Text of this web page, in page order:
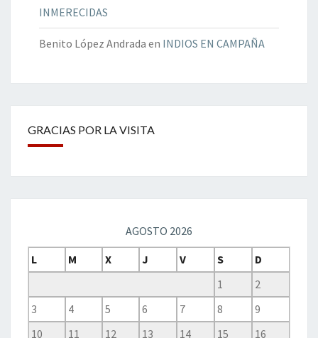
INMERECIDAS
Benito López Andrada en INDIOS EN CAMPAÑA
GRACIAS POR LA VISITA
AGOSTO 2026
L
M X J V S
D
1
2
3
4 5 6 7 8
9
10
11 12 13 14 15
16